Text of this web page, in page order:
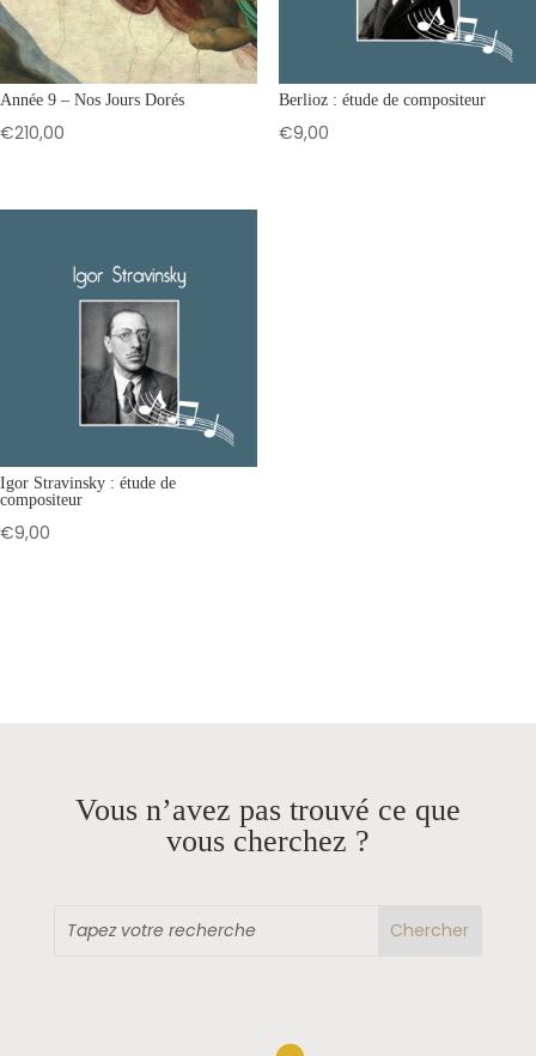
Année 9 – Nos Jours Dorés
€210,00
Berlioz : étude de compositeur
€9,00
Igor Stravinsky : étude de
compositeur
€9,00
Vous n’avez pas trouvé ce que
vous cherchez ?